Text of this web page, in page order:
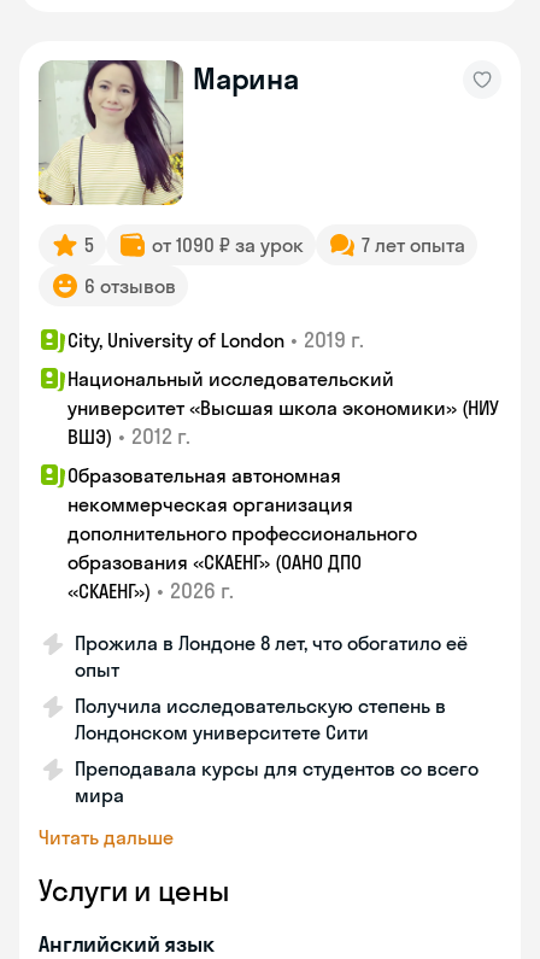
Марина
5 от 1090 ₽ за урок
7 лет опыта
6 отзывов
City, University of London • 2019 г.
Национальный исследовательский
университет «Высшая школа экономики» (НИУ
ВШЭ) • 2012 г.
Образовательная автономная
некоммерческая организация
дополнительного профессионального
образования «СКАЕНГ» (ОАНО ДПО
«СКАЕНГ») • 2026 г.
Прожила в Лондоне 8 лет, что обогатило её
опыт
Получила исследовательскую степень в
Лондонском университете Сити
Преподавала курсы для студентов со всего
мира
Читать дальше
Услуги и цены
Английский язык